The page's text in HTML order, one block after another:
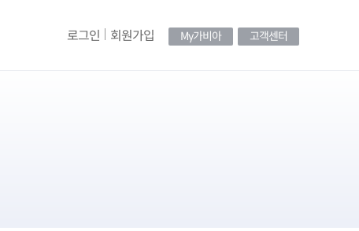
로그인 회원가입 My가비아 고객센터